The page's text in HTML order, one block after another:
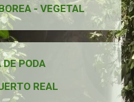
- VEGETAL
DE PODA
REAL